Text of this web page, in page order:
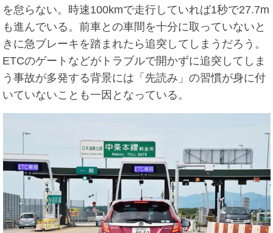
を怠らない。時速100kmで走行していれば1秒で27.7m
も進んでいる。前車との車間を十分に取っていないと
きに急ブレーキを踏まれたら追突してしまうだろう。
ETCのゲートなどがトラブルで開かずに追突してしま
う事故が多発する背景には「先読み」の習慣が身に付
いていないことも一因となっている。